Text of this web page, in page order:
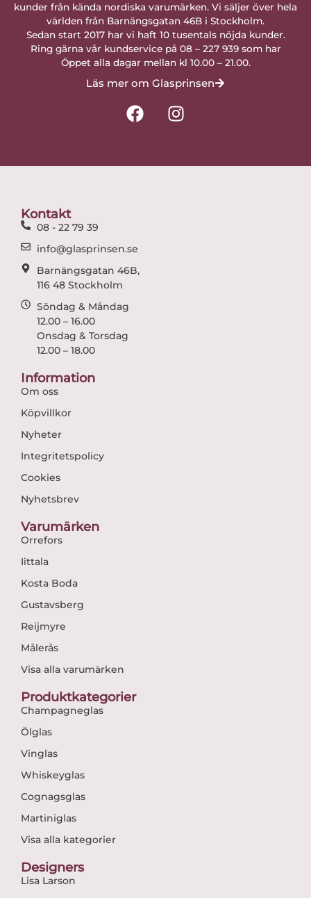
kunder från kända nordiska varumärken. Vi säljer över hela
världen från Barnängsgatan 46B i Stockholm.
Sedan start 2017 har vi haft 10 tusentals nöjda kunder.
Ring gärna vår kundservice på 08 – 227 939 som har
Öppet alla dagar mellan kl 10.00 – 21.00.
Läs mer om Glasprinsen
F
a
I
n
Kontakt
08 - 22 79 39
info@glasprinsen.se
Barnängsgatan 46B,
116 48 Stockholm
Söndag & Måndag
12.00 – 16.00
Onsdag & Torsdag
12.00 – 18.00
Information
Om oss
Köpvillkor
Nyheter
Integritetspolicy
Cookies
Nyhetsbrev
Varumärken
Orrefors
Iittala
Kosta Boda
Gustavsberg
Reijmyre
Målerås
Visa alla varumärken
Produktkategorier
Champagneglas
Ölglas
Vinglas
Whiskeyglas
Cognagsglas
Martiniglas
Visa alla kategorier
Designers
Lisa Larson